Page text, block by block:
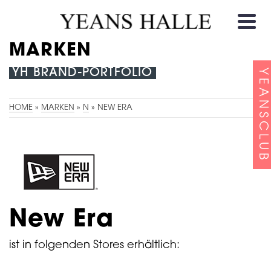
MARKEN
YH BRAND-PORTFOLIO
HOME » MARKEN » N » NEW ERA
New Era
ist in folgenden Stores erhältlich:
YEANSCLUB